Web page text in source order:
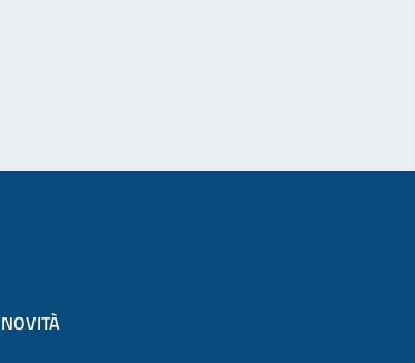
NOVITÀ